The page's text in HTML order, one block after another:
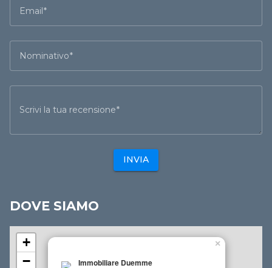
Email
Nominativo
Scrivi la tua recensione
INVIA
DOVE SIAMO
Immobiliare Duemme
×
+
−